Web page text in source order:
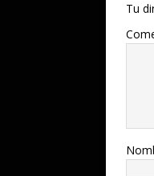
Tu